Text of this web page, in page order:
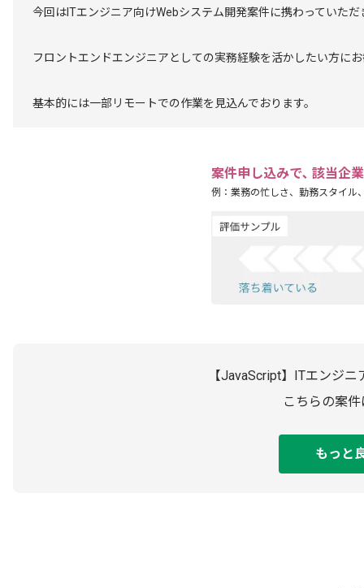
今回はITエンジニア向けWebシステム開発案件に携わっていただ
フロントエンドエンジニアとしての実務経験を活かしたい方に
基本的には一部リモートでの作業を見込んでおります。
案件申し込みで､ 該当企
例：業務の忙しさ、勤務スタイル
【JavaScript】ITエンジ
こちらの案
もっと